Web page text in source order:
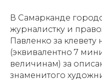
В Самарканде
журналистку и
Павленко за клевету
(эквивалентно 7
величинам) за
знаменитого